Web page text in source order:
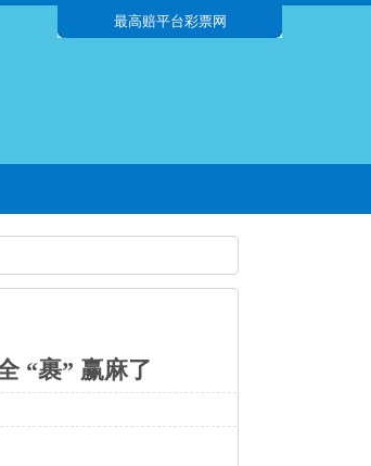
最高赔平台彩票网
“裹” 赢麻了